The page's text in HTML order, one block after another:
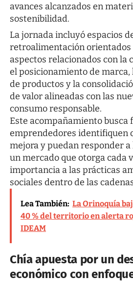
avances alcanzados en
sostenibilidad.
La jornada incluyó espacios
retroalimentación
aspectos relacionados con la
el posicionamiento de
de productos y la
de valor alineadas con las
consumo responsable.
Este acompañamiento busca
emprendedores identifiquen
mejora y puedan responder a
un mercado que otorga cada
importancia a las prácticas
sociales dentro de las
Lea También: La Orinoquía
40 % del territorio en alerta
IDEAM
Chía apuesta por un
económico con